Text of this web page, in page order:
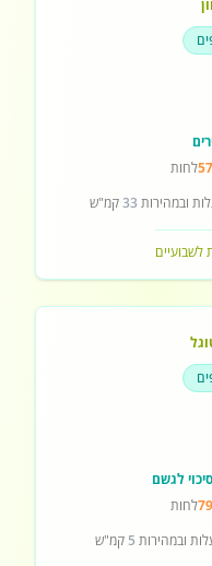
לחות
ובמהירות 33קמ"ש
לשבועיים
לגשם
לחות
ובמהירות 5 קמ"ש